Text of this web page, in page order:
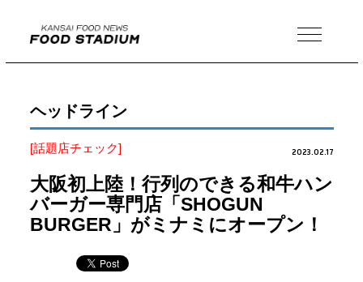
MENU
ヘッドライン
[話題店チェック] 2023.02.17
大阪初上陸！行列のできる和牛ハン
バーガー専門店「SHOGUN
BURGER」がミナミにオープン！